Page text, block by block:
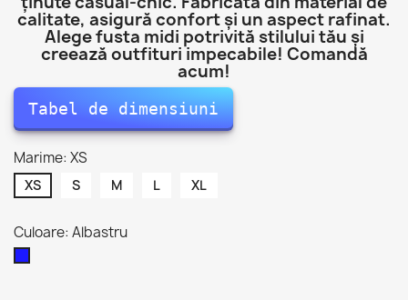
calitate, asigură confort și un aspect rafinat.
Alege fusta midi potrivită stilului tău și
creează outfituri impecabile! Comandă
acum!
Tabel de dimensiuni
Marime: XS
XS S M L XL
Culoare: Albastru